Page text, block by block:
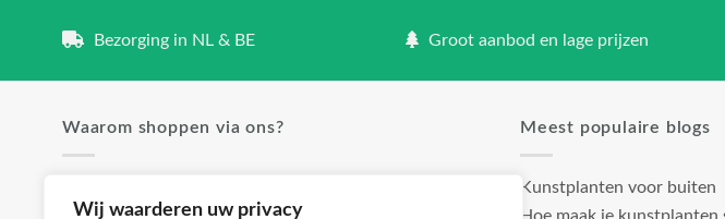
Wij waarderen uw privacy
Bezorging in NL & BE Groot aanbod en lage prijzen
Waarom shoppen via ons?
✓ Klanttevredenheid staat voorop
Meest populaire blogs
Kunstplanten voor buiten